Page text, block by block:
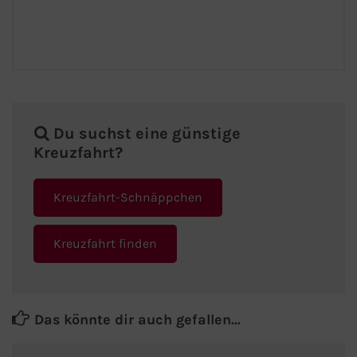
Du suchst eine günstige
Kreuzfahrt?
Kreuzfahrt-Schnäppchen
Kreuzfahrt finden
Das könnte dir auch gefallen...